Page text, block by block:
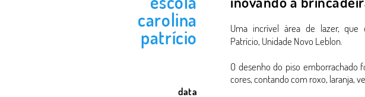
carolina
patrício
data
Uma incrível área de lazer, que
Patrício, Unidade Novo Leblon.
O desenho do piso emborrachado
cores, contando com roxo, laranja,